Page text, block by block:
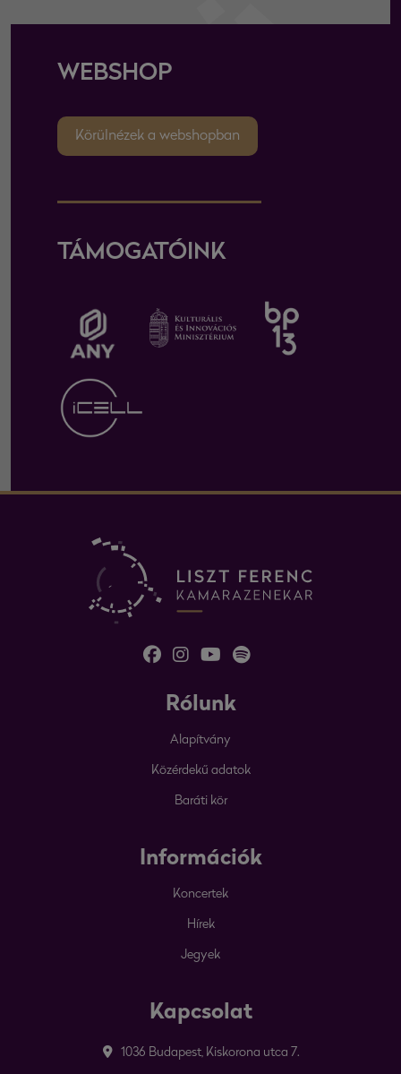
WEBSHOP
Körülnézek a webshopban
TÁMOGATÓINK
Rólunk
Alapítvány
Közérdekű adatok
Baráti kör
Információk
Koncertek
Hírek
Jegyek
Kapcsolat
1036 Budapest, Kiskorona utca 7.